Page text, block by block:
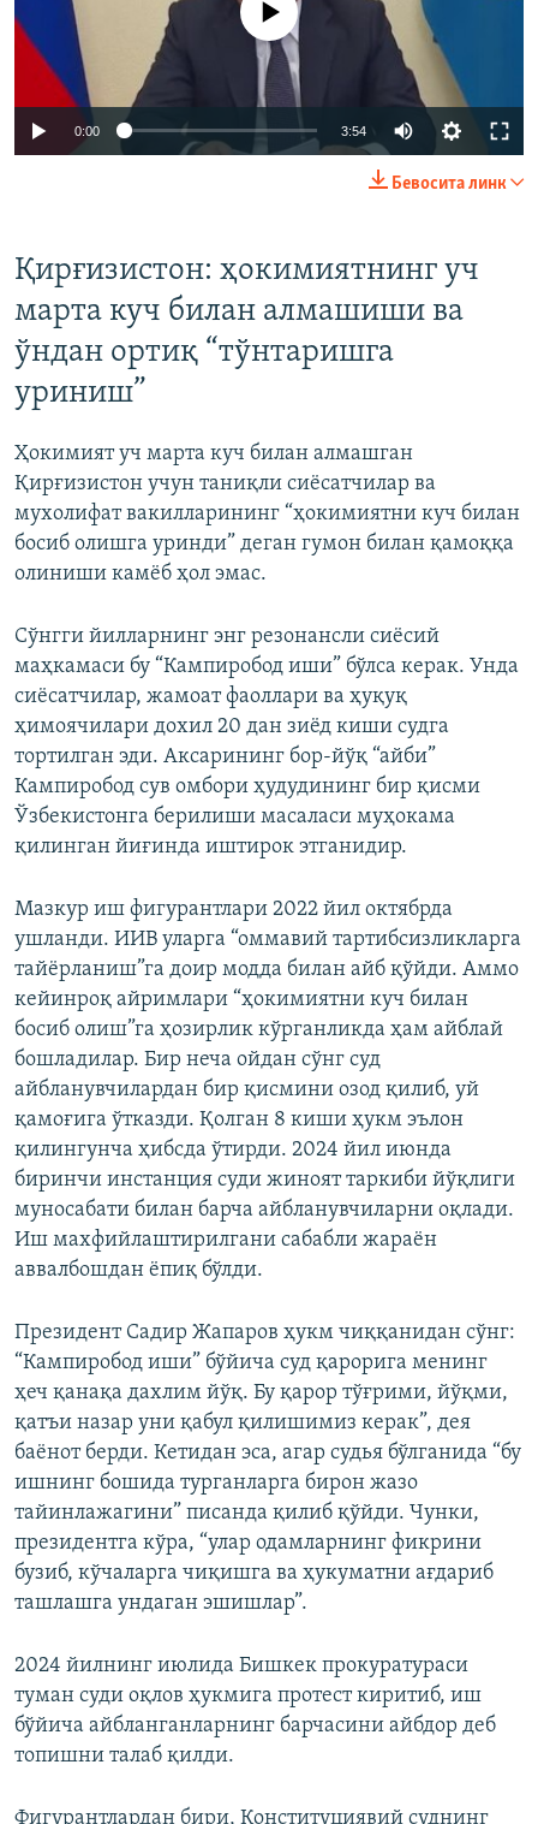
720p 1080p
0:00 3:54 Auto
Бевосита линк
Қирғизистон: ҳокимиятнинг уч
марта куч билан алмашиши ва
ўндан ортиқ “тўнтаришга
уриниш”
Ҳокимият уч марта куч билан алмашган
Қирғизистон учун таниқли сиёсатчилар ва
мухолифат вакилларининг “ҳокимиятни куч билан
босиб олишга уринди” деган гумон билан қамоққа
олиниши камёб ҳол эмас.
Сўнгги йилларнинг энг резонансли сиёсий
маҳкамаси бу “Кампиробод иши” бўлса керак. Унда
сиёсатчилар, жамоат фаоллари ва ҳуқуқ
ҳимоячилари дохил 20 дан зиёд киши судга
тортилган эди. Аксарининг бор-йўқ “айби”
Кампиробод сув омбори ҳудудининг бир қисми
Ўзбекистонга берилиши масаласи муҳокама
қилинган йиғинда иштирок этганидир.
Мазкур иш фигурантлари 2022 йил октябрда
ушланди. ИИВ уларга “оммавий тартибсизликларга
тайёрланиш”га доир модда билан айб қўйди. Аммо
кейинроқ айримлари “ҳокимиятни куч билан
босиб олиш”га ҳозирлик кўрганликда ҳам айблай
бошладилар. Бир неча ойдан сўнг суд
айбланувчилардан бир қисмини озод қилиб, уй
қамоғига ўтказди. Қолган 8 киши ҳукм эълон
қилингунча ҳибсда ўтирди. 2024 йил июнда
биринчи инстанция суди жиноят таркиби йўқлиги
муносабати билан барча айбланувчиларни оқлади.
Иш махфийлаштирилгани сабабли жараён
аввалбошдан ёпиқ бўлди.
Президент Садир Жапаров ҳукм чиққанидан сўнг:
“Кампиробод иши” бўйича суд қарорига менинг
ҳеч қанақа дахлим йўқ. Бу қарор тўғрими, йўқми,
қатъи назар уни қабул қилишимиз керак”, дея
баёнот берди. Кетидан эса, агар судья бўлганида “бу
ишнинг бошида турганларга бирон жазо
тайинлажагини” писанда қилиб қўйди. Чунки,
президентга кўра, “улар одамларнинг фикрини
бузиб, кўчаларга чиқишга ва ҳукуматни ағдариб
ташлашга ундаган эшишлар”.
2024 йилнинг июлида Бишкек прокуратураси
туман суди оқлов ҳукмига протест киритиб, иш
бўйича айбланганларнинг барчасини айбдор деб
топишни талаб қилди.
Фигурантлардан бири, Конституциявий суднинг